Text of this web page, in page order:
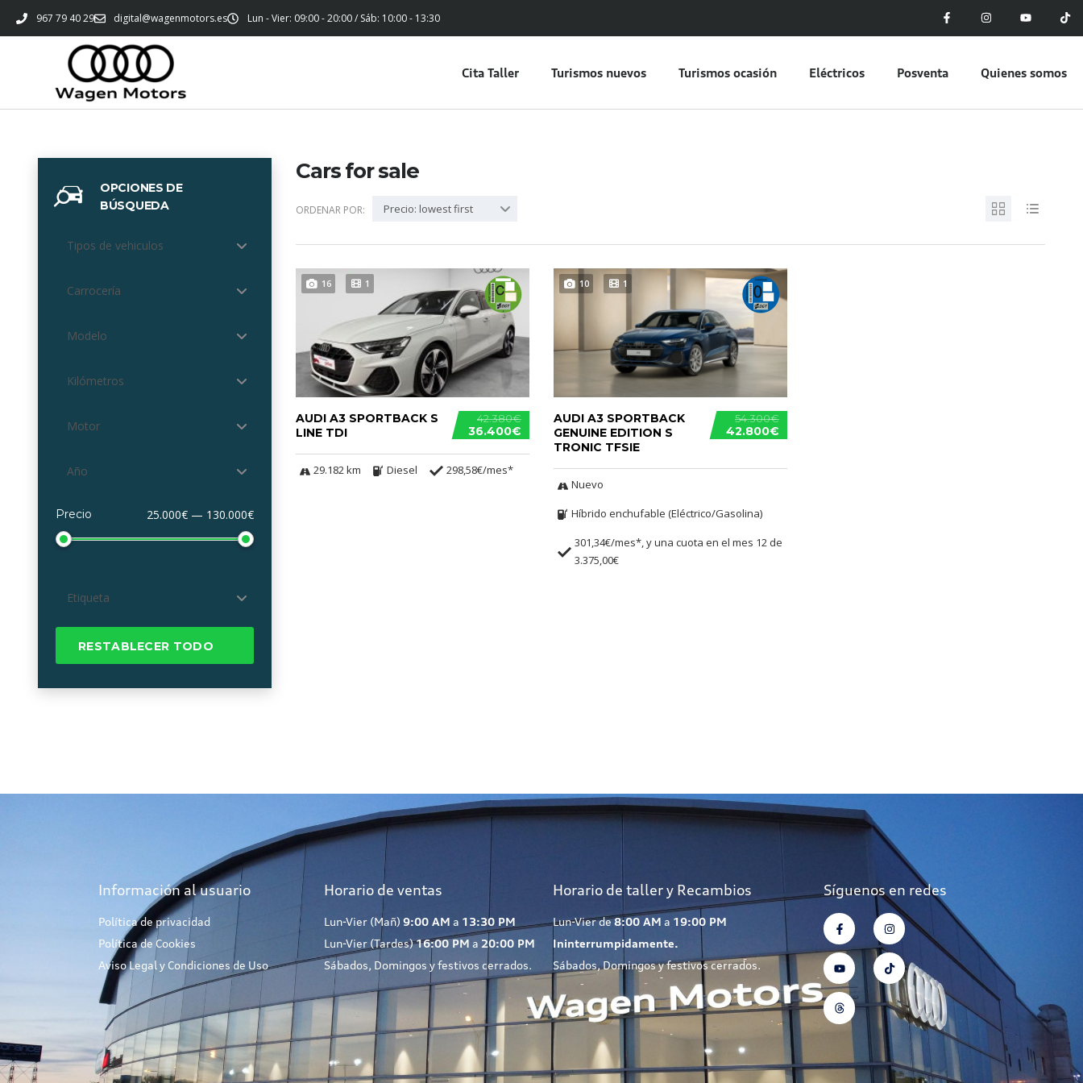
967 79 40 29 digital@wagenmotors.es Lun - Vier: 09:00 - 20:00 / Sáb: 10:00 - 13:30
Cita Taller Turismos nuevos Turismos ocasión Eléctricos Posventa Quienes somos
OPCIONES DE
BÚSQUEDA
Tipos de vehiculos
Carrocería
Modelo
Kilómetros
Motor
Año
Precio 25.000€ — 130.000€
Etiqueta
RESTABLECER TODO
Cars for sale
ORDENAR POR: Precio: lowest first
16 1
42.380€
36.400€
AUDI A3 SPORTBACK S
LINE TDI
29.182 km Diesel 298,58€/mes*
10 1
54.300€
42.800€
AUDI A3 SPORTBACK
GENUINE EDITION S
TRONIC TFSIE
Nuevo
Híbrido enchufable (Eléctrico/Gasolina)
301,34€/mes*, y una cuota en el mes 12 de
3.375,00€
Información al usuario
Política de privacidad
Política de Cookies
Aviso Legal y Condiciones de Uso
Horario de ventas
Lun-Vier (Mañ) 9:00 AM a 13:30 PM
Lun-Vier (Tardes)16:00 PM a 20:00 PM
Sábados, Domingos y festivos cerrados.
Horario de taller y Recambios
Lun-Vier de8:00 AM a 19:00 PM
Ininterrumpidamente.
Sábados, Domingos y festivos cerrados.
Síguenos en redes